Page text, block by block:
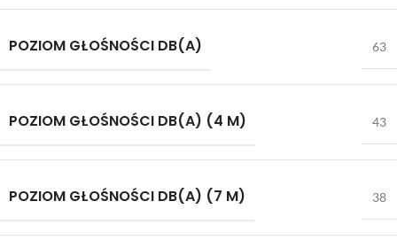
POZIOM GŁOŚNOŚCI DB(A) 63
POZIOM GŁOŚNOŚCI DB(A) (4 M) 43
POZIOM GŁOŚNOŚCI DB(A) (7 M) 38